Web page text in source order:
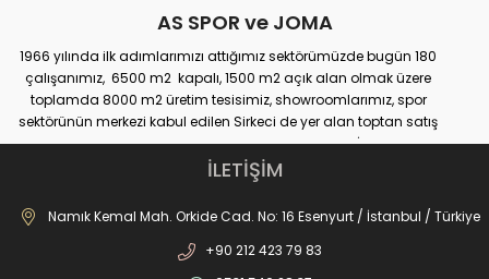
AS SPOR ve JOMA
1966 yılında ilk adımlarımızı attığımız sektörümüzde bugün 180
çalışanımız, 6500 m2 kapalı, 1500 m2 açık alan olmak üzere
toplamda 8000 m2 üretim tesisimiz, showroomlarımız, spor
sektörünün merkezi kabul edilen Sirkeci de yer alan toptan satış
mağazamız, Türkiye genelinde yaklaşık 300 bayimiz, İstanbul’da 10
perakande mağazamız, Türkiye’ye hizmet eden e-ticaret sanal
mağazamız ile AS SPOR ailesi günden güne büyüyerek sektöre,
JOMA markası ile de Türkiye'de ülkemize hizmet etmektedir.
İLETİŞİM
Namık Kemal Mah. Orkide Cad. No: 16 Esenyurt / İstanbul / Türkiye
+90 212 423 79 83